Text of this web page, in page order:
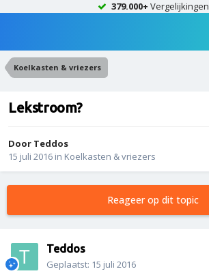
379.000+ Vergelijkingen
Koelkasten & vriezers
Lekstroom?
Door Teddos
15 juli 2016 in Koelkasten & vriezers
Reageer op dit topic
Teddos
Geplaatst: 15 juli 2016